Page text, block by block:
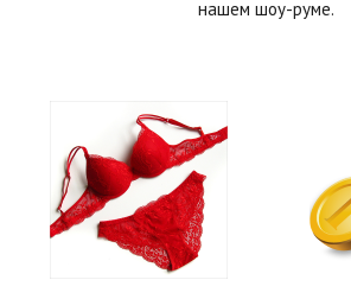
нашем шоу-руме.